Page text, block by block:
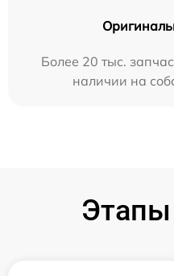
Более 20 тыс.
наличии на